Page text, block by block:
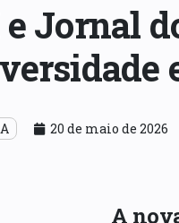
Jornal
20 de maio de 2026
A